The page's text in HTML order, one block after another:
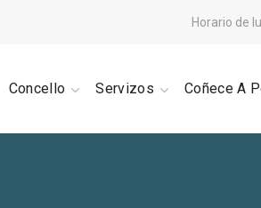
Horario de
Concello Servizos Coñece A